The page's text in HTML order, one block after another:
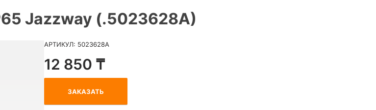
Jazzway (.5023628A)
АРТИКУЛ: 5023628A
12 850 ₸
ЗАКАЗАТЬ